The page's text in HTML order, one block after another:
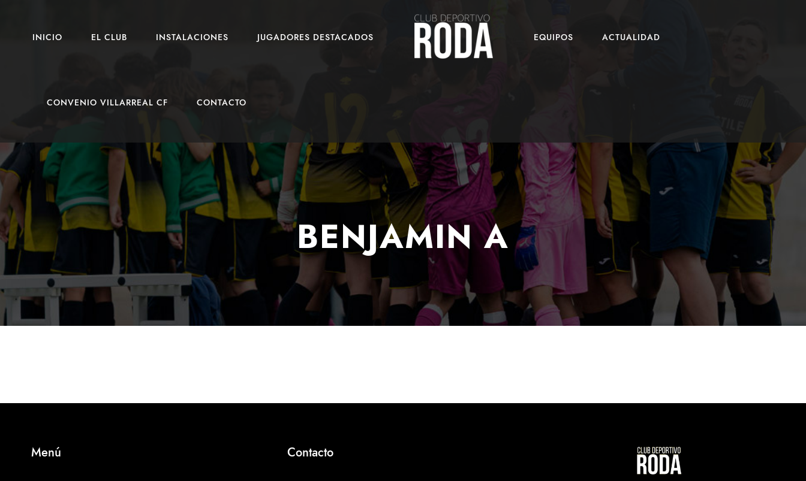
INICIO EL CLUB INSTALACIONES JUGADORES DESTACADOS EQUIPOS ACTUALIDAD
CONVENIO VILLARREAL CF CONTACTO
BENJAMIN A
Menú Contacto